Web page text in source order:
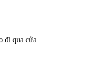
đi qua cửa